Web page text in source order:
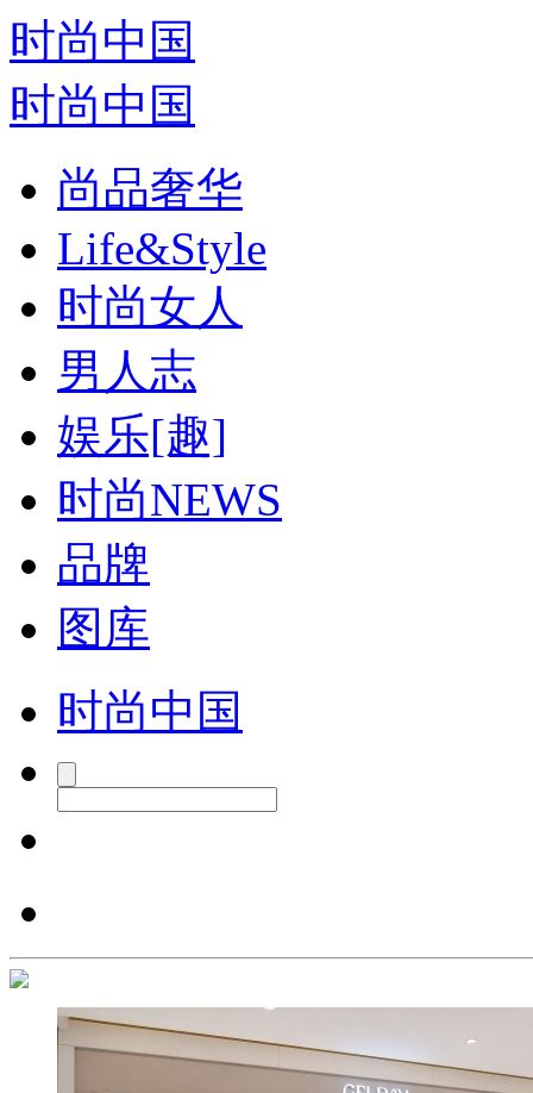
时尚中国
时尚中国
尚品奢华
Life&Style
时尚女人
男人志
娱乐[趣]
时尚NEWS
品牌
图库
时尚中国